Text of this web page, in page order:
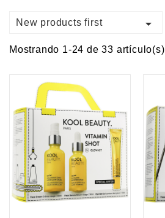
New products first 
Mostrando 1-24 de 33 artículo(s)